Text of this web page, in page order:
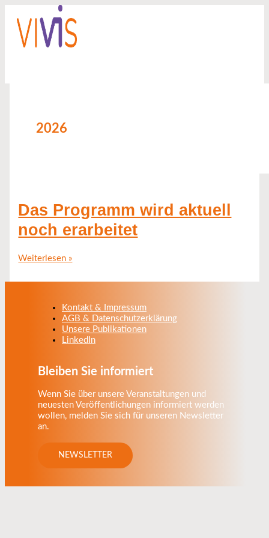
springen
2026
Das Programm wird aktuell
noch erarbeitet
Programm
wird
aktuell
noch
Weiterlesen »
Kontakt & Impressum
AGB & Datenschutzerklärung
Unsere Publikationen
LinkedIn
Bleiben Sie informiert
Wenn Sie über unsere Veranstaltungen und
neuesten Veröffentlichungen informiert werden
wollen, melden Sie sich für unseren Newsletter
an.
NEWSLETTER